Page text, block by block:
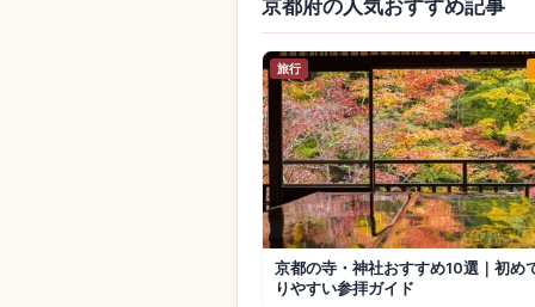
京都府の人気おすすめ記事
旅行
京都の寺・神社おすすめ10選｜初め
りやすい参拝ガイド